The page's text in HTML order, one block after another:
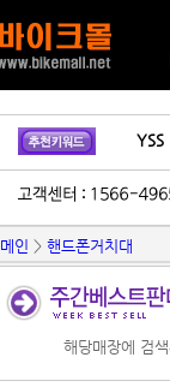
YSS
메인 > 핸드폰거치대
해당매장에 검